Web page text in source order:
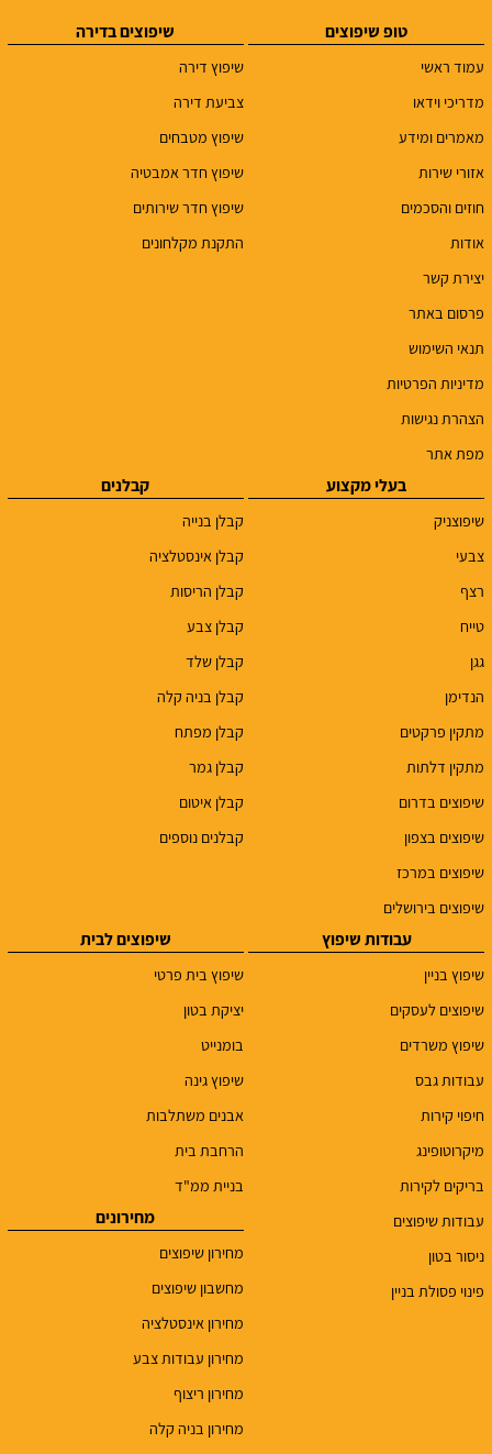
טופ שיפוצים
עמוד ראשי
מדריכי וידאו
מאמרים ומידע
אזורי שירות
חוזים והסכמים
אודות
יצירת קשר
פרסום באתר
תנאי השימוש
מדיניות הפרטיות
הצהרת נגישות
מפת אתר
שיפוצים בדירה
שיפוץ דירה
צביעת דירה
שיפוץ מטבחים
שיפוץ חדר אמבטיה
שיפוץ חדר שירותים
התקנת מקלחונים
בעלי מקצוע
שיפוצניק
צבעי
רצף
טייח
גגן
הנדימן
מתקין פרקטים
מתקין דלתות
שיפוצים בדרום
שיפוצים בצפון
שיפוצים במרכז
שיפוצים בירושלים
קבלנים
קבלן בנייה
קבלן אינסטלציה
קבלן הריסות
קבלן צבע
קבלן שלד
קבלן בניה קלה
קבלן מפתח
קבלן גמר
קבלן איטום
קבלנים נוספים
עבודות שיפוץ
שיפוץ בניין
שיפוצים לעסקים
שיפוץ משרדים
עבודות גבס
חיפוי קירות
מיקרוטופינג
בריקים לקירות
עבודות שיפוצים
ניסור בטון
פינוי פסולת בניין
שיפוצים לבית
שיפוץ בית פרטי
יציקת בטון
בומנייט
שיפוץ גינה
אבנים משתלבות
הרחבת בית
בניית ממ"ד
מחירונים
מחירון שיפוצים
מחשבון שיפוצים
מחירון אינסטלציה
מחירון עבודות צבע
מחירון ריצוף
מחירון בניה קלה